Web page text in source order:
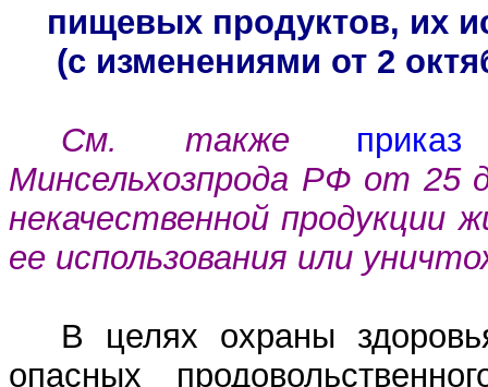
пищевых продуктов, их
(с изменениями от 2
См. также приказ
Минсельхозпрода РФ от 25
некачественной продукции
ее использования или
В целях охраны
опасных